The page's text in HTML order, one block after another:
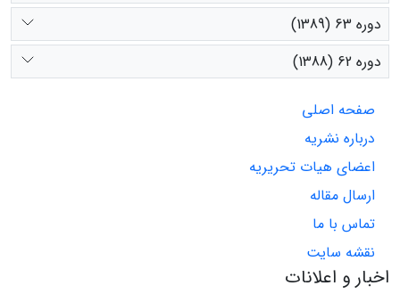
دوره 63 (1389)
دوره 62 (1388)
صفحه اصلی
درباره نشریه
اعضای هیات تحریریه
ارسال مقاله
تماس با ما
نقشه سایت
اخبار و اعلانات